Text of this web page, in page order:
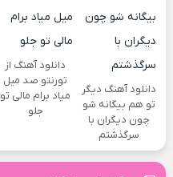
دانلود آهنگ دیگر
تو هم بیگانه شو
چون دیگران با
سرگذشتم
دانلود آهنگ از
تورنتو صد میل
میاد برام مالی تو
جلو